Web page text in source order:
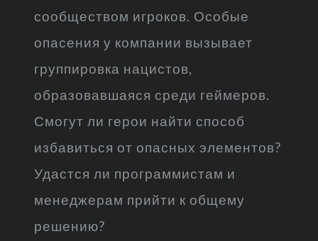
сообществом игроков. Особые
опасения у компании вызывает
группировка нацистов,
образовавшаяся среди геймеров.
Смогут ли герои найти способ
избавиться от опасных элементов?
Удастся ли программистам и
менеджерам прийти к общему
решению?